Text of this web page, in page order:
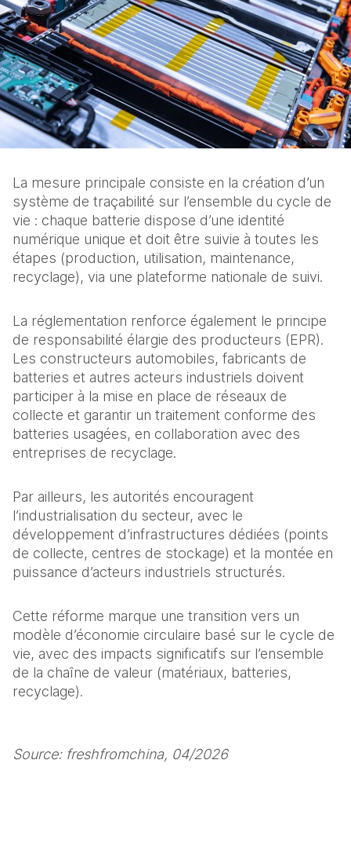
La mesure principale consiste en la création d’un
système de traçabilité sur l’ensemble du cycle de
vie : chaque batterie dispose d’une identité
numérique unique et doit être suivie à toutes les
étapes (production, utilisation, maintenance,
recyclage), via une plateforme nationale de suivi.
La réglementation renforce également le principe
de responsabilité élargie des producteurs (EPR).
Les constructeurs automobiles, fabricants de
batteries et autres acteurs industriels doivent
participer à la mise en place de réseaux de
collecte et garantir un traitement conforme des
batteries usagées, en collaboration avec des
entreprises de recyclage.
Par ailleurs, les autorités encouragent
l’industrialisation du secteur, avec le
développement d’infrastructures dédiées (points
de collecte, centres de stockage) et la montée en
puissance d’acteurs industriels structurés.
Cette réforme marque une transition vers un
modèle d’économie circulaire basé sur le cycle de
vie, avec des impacts significatifs sur l’ensemble
de la chaîne de valeur (matériaux, batteries,
recyclage).
Source: freshfromchina, 04/2026